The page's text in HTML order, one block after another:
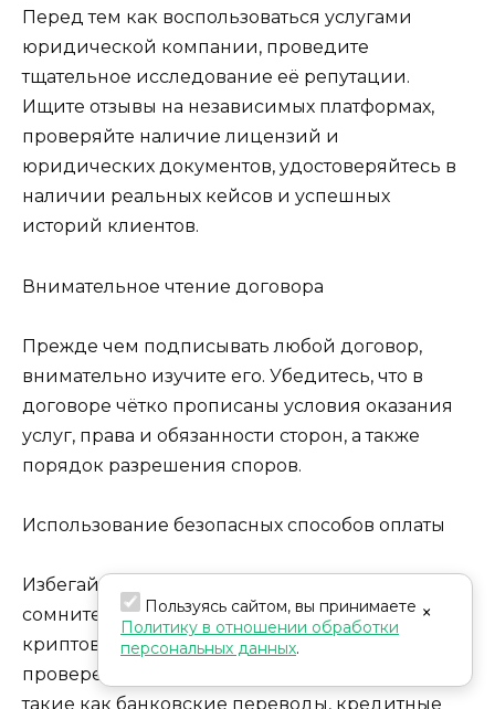
Перед тем как воспользоваться услугами
юридической компании, проведите
тщательное исследование её репутации.
Ищите отзывы на независимых платформах,
проверяйте наличие лицензий и
юридических документов, удостоверяйтесь в
наличии реальных кейсов и успешных
историй клиентов.
Внимательное чтение договора
Прежде чем подписывать любой договор,
внимательно изучите его. Убедитесь, что в
договоре чётко прописаны условия оказания
услуг, права и обязанности сторон, а также
порядок разрешения споров.
Использование безопасных способов оплаты
Избегайте перевода денег через
сомнительные платёжные системы или в
криптовалюте. Используйте только
проверенные и надёжные способы оплаты,
такие как банковские переводы, кредитные
×
Пользуясь сайтом, вы принимаете
Политику в отношении обработки
персональных данных.